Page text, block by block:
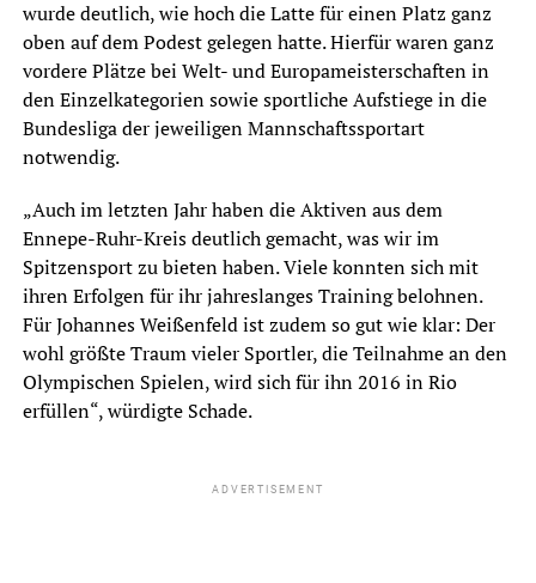
wurde deutlich, wie hoch die Latte für einen Platz ganz
oben auf dem Podest gelegen hatte. Hierfür waren ganz
vordere Plätze bei Welt- und Europameisterschaften in
den Einzelkategorien sowie sportliche Aufstiege in die
Bundesliga der jeweiligen Mannschaftssportart
notwendig.
„Auch im letzten Jahr haben die Aktiven aus dem
Ennepe-Ruhr-Kreis deutlich gemacht, was wir im
Spitzensport zu bieten haben. Viele konnten sich mit
ihren Erfolgen für ihr jahreslanges Training belohnen.
Für Johannes Weißenfeld ist zudem so gut wie klar: Der
wohl größte Traum vieler Sportler, die Teilnahme an den
Olympischen Spielen, wird sich für ihn 2016 in Rio
erfüllen“, würdigte Schade.
ADVERTISEMENT